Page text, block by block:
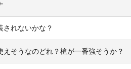
されないかな？
えそうなのどれ？槍が一番強そうか？